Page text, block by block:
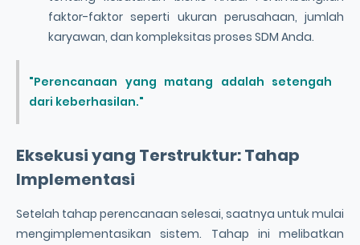
faktor-faktor seperti ukuran perusahaan, jumlah
karyawan, dan kompleksitas proses SDM Anda.
"Perencanaan yang matang adalah setengah
dari keberhasilan."
Eksekusi yang Terstruktur: Tahap
Implementasi
Setelah tahap perencanaan selesai, saatnya untuk mulai
mengimplementasikan sistem. Tahap ini melibatkan